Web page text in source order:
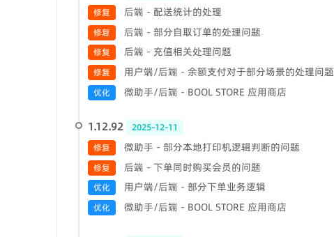
修复
后端 - 配送统计的处理
修复 后端 - 部分自取订单的处理问题
修复 后端 - 充值相关处理问题
修复 用户端/后端 - 余额支付对于部分场景的处理问题
优化 微助手/后端 - BOOL STORE 应用商店
1.12.92
2025-12-11
修复
微助手 - 部分本地打印机逻辑判断的问题
修复 后端 - 下单同时购买会员的问题
优化 用户端/后端 - 部分下单业务逻辑
优化 微助手/后端 - BOOL STORE 应用商店